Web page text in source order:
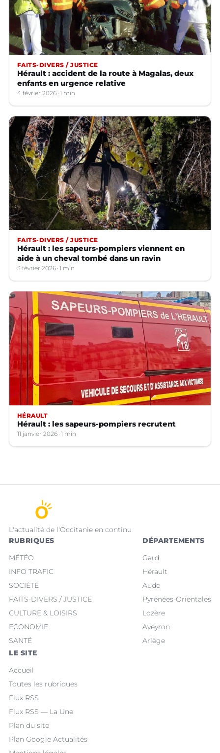
FAITS-DIVERS / JUSTICE
Hérault : accident de la route à Magalas, deux
enfants en urgence relative
4 février 2026 1 min
FAITS-DIVERS / JUSTICE
Hérault : les sapeurs-pompiers viennent en
aide à un cheval tombé dans un ravin
3 février 2026 1 min
HÉRAULT
Hérault : les sapeurs-pompiers recrutent
11 janvier 2026 1 min
L'actualité de l'Occitanie en continu
RUBRIQUES
MÉTÉO
INFO TRAFIC
SOCIÉTÉ
FAITS-DIVERS / JUSTICE
CULTURE & LOISIRS
ECONOMIE
SANTÉ
DÉPARTEMENTS
Gard
Hérault
Aude
Pyrénées-Orientales
Lozère
Aveyron
Ariège
LE SITE
Accueil
Toutes les rubriques
Flux RSS
Flux RSS — La Une
Plan du site
Plan Google Actualités